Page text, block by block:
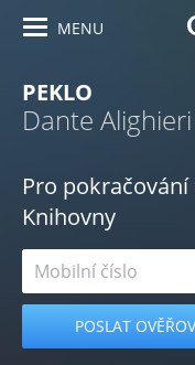
MENU
PEKLO
Dante Alighieri
Pro
Knihovny